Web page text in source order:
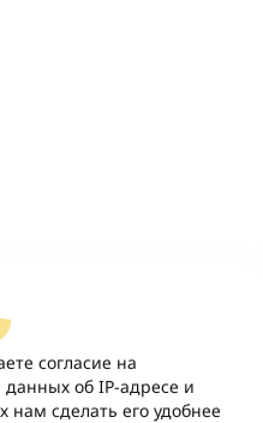
согласие на
данных об IP-адресе и
сделать его удобнее